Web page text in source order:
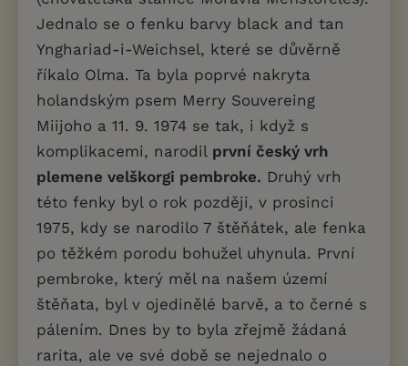
Jednalo se o fenku barvy black and tan
Ynghariad-i-Weichsel, které se důvěrně
říkalo Olma. Ta byla poprvé nakryta
holandským psem Merry Souvereing
Miijoho a 11. 9. 1974 se tak, i když s
komplikacemi, narodil první český vrh
plemene velškorgi pembroke. Druhý vrh
této fenky byl o rok později, v prosinci
1975, kdy se narodilo 7 štěňátek, ale fenka
po těžkém porodu bohužel uhynula. První
pembroke, který měl na našem území
štěňata, byl v ojedinělé barvě, a to černé s
pálením. Dnes by to byla zřejmě žádaná
rarita, ale ve své době se nejednalo o